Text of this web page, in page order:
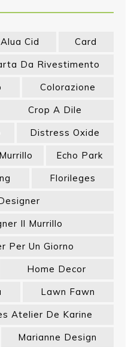
Alua Cid
Card
Da Rivestimento
Colorazione
Crop A Dile
Distress Oxide
Echo Park
Florileges
Il Murrillo
Per Un Giorno
Home Decor
Lawn Fawn
Atelier De Karine
Marianne Design